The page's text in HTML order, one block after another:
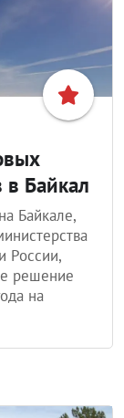
в Байкал
Байкале,
России,
решение
на